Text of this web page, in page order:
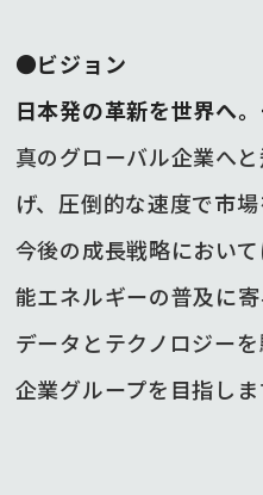
●ビジョン
日本発の革新を世界へ
真のグローバル企業へ
げ、圧倒的な速度で市場
今後の成長戦略におい
能エネルギーの普及に
データとテクノロジー
企業グループを目指しま